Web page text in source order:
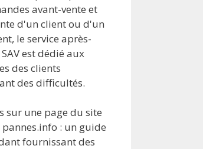
avant-vente et
d'un client ou d'un
le service après-
est dédié aux
des clients
des difficultés.
sur une page du site
: un guide
fournissant des